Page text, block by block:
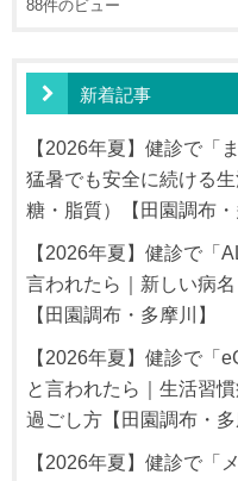
88件のビュー
新着記事
【2026年夏】健診で「
猛暑でも安全に続ける
糖・脂質）【田園調布・
【2026年夏】健診で「
言われたら｜新しい病
【田園調布・多摩川】
【2026年夏】健診で「
と言われたら｜生活習
過ごし方【田園調布・多
【2026年夏】健診で「